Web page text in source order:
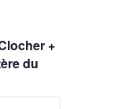
+
du